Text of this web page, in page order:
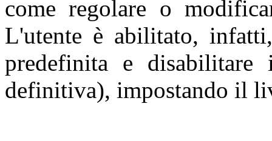
come regolare o
L'utente è abilitato,
predefinita e
definitiva), impostando il